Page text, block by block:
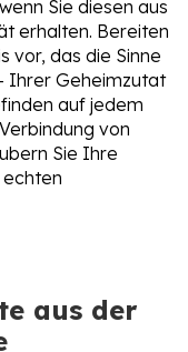
Sie diesen aus
erhalten. Bereiten
vor, das die Sinne
Ihrer Geheimzutat
auf jedem
von
Sie Ihre
aus der